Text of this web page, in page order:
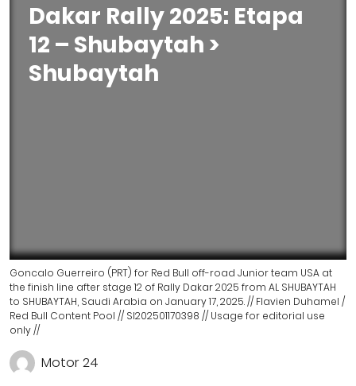
Dakar Rally 2025: Etapa
12 – Shubaytah >
Shubaytah
Goncalo Guerreiro (PRT) for Red Bull off-road Junior team USA at
the finish line after stage 12 of Rally Dakar 2025 from AL SHUBAYTAH
to SHUBAYTAH, Saudi Arabia on January 17, 2025. // Flavien Duhamel /
Red Bull Content Pool // SI202501170398 // Usage for editorial use
only //
Motor 24